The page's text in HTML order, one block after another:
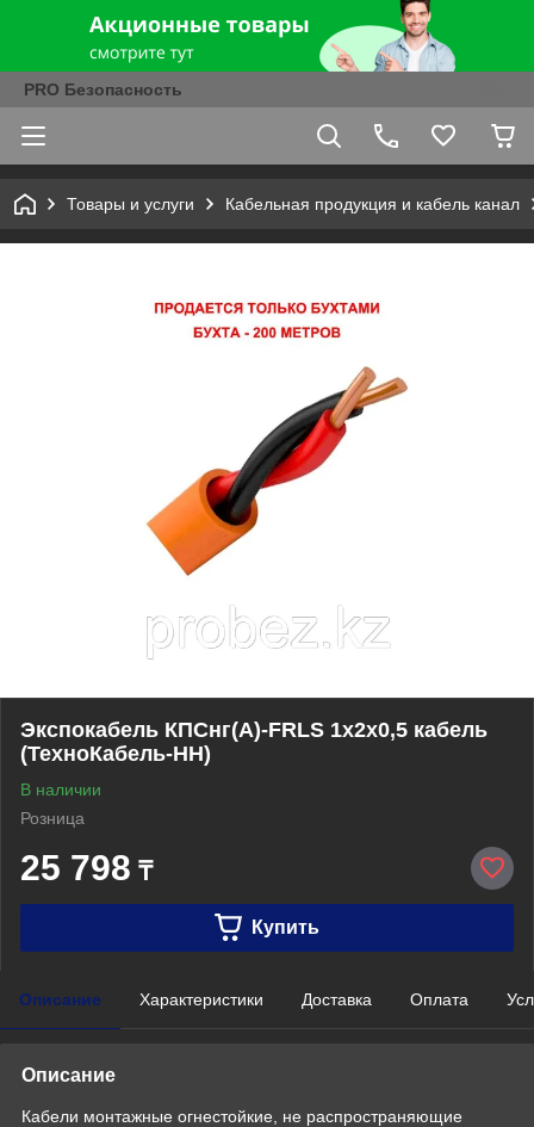
PRO Безопасность
Товары и услуги Кабельная продукция и кабель канал
Экспокабель КПСнг(А)-FRLS 1х2х0,5 кабель
(ТехноКабель-НН)
В наличии
Розница
25 798 ₸
Купить
Описание Характеристики Доставка Оплата
Описание
Кабели монтажные огнестойкие, не распространяющие